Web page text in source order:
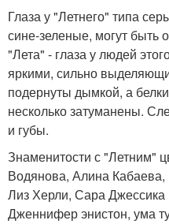
Глаза у "Летнего" типа
сине-зеленые, могут быть
"Лета" - глаза у людей
яркими, сильно
подернуты дымкой, а
несколько затуманены.
и губы.
Знаменитости с "Летним"
Водянова, Алина
Лиз Херли, Сара Джессика
Дженнифер энистон, ума